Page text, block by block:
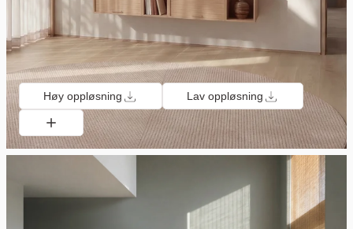
Høy oppløsning Lav oppløsning